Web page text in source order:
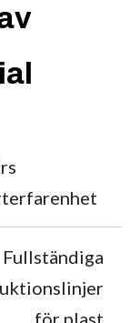
Fullständiga
för plast